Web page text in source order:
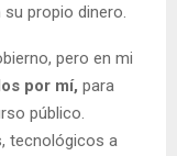
propio dinero.
pero en mi
por mí, para
público.
tecnológicos a